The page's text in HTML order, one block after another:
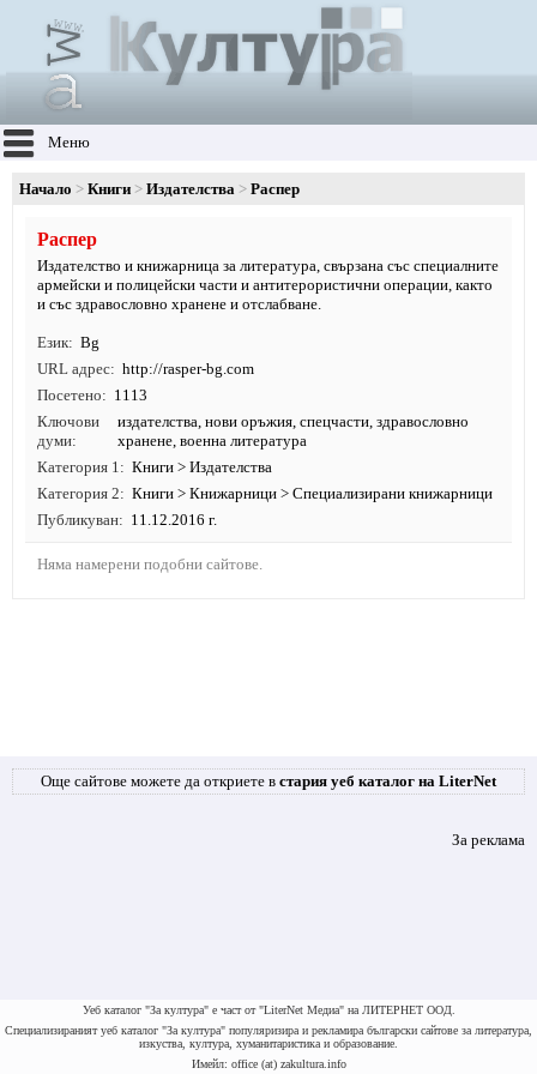
Меню
Начало Книги Издателства Распер
Распер
Издателство и книжарница за литература, свързана със специалните
армейски и полицейски части и антитерористични операции, както
и със здравословно хранене и отслабване.
Език
Bg
URL адрес
http://rasper-bg.com
Посетено
1113
Ключови
думи
издателства, нови оръжия, спецчасти, здравословно
хранене, военна литература
Категория 1
Книги > Издателства
Категория 2
Книги > Книжарници > Специализирани книжарници
Публикуван
11.12.2016 г.
Няма намерени подобни сайтове.
Още сайтове можете да откриете в стария уеб каталог на LiterNet
За реклама
Уеб каталог "За култура" е част от "LiterNet Медиа" на ЛИТЕРНЕТ ООД.
Специализираният уеб каталог "За култура" популяризира и рекламира български сайтове за литература,
изкуства, култура, хуманитаристика и образование.
Имейл: office (at) zakultura.info